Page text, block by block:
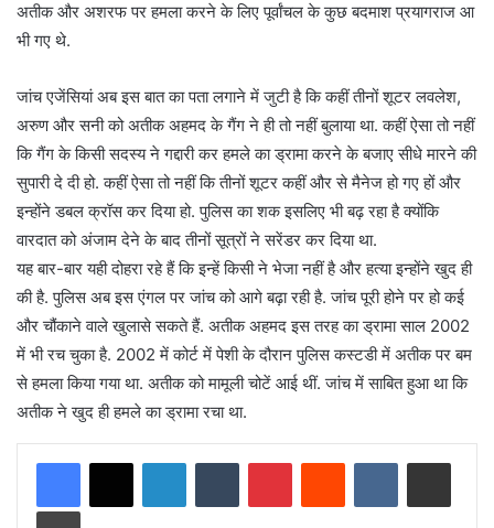
अतीक और अशरफ पर हमला करने के लिए पूर्वांचल के कुछ बदमाश प्रयागराज आ
भी गए थे.
जांच एजेंसियां अब इस बात का पता लगाने में जुटी है कि कहीं तीनों शूटर लवलेश,
अरुण और सनी को अतीक अहमद के गैंग ने ही तो नहीं बुलाया था. कहीं ऐसा तो नहीं
कि गैंग के किसी सदस्य ने गद्दारी कर हमले का ड्रामा करने के बजाए सीधे मारने की
सुपारी दे दी हो. कहीं ऐसा तो नहीं कि तीनों शूटर कहीं और से मैनेज हो गए हों और
इन्होंने डबल क्रॉस कर दिया हो. पुलिस का शक इसलिए भी बढ़ रहा है क्योंकि
वारदात को अंजाम देने के बाद तीनों सूत्रों ने सरेंडर कर दिया था.
यह बार-बार यही दोहरा रहे हैं कि इन्हें किसी ने भेजा नहीं है और हत्या इन्होंने खुद ही
की है. पुलिस अब इस एंगल पर जांच को आगे बढ़ा रही है. जांच पूरी होने पर हो कई
और चौंकाने वाले खुलासे सकते हैं. अतीक अहमद इस तरह का ड्रामा साल 2002
में भी रच चुका है. 2002 में कोर्ट में पेशी के दौरान पुलिस कस्टडी में अतीक पर बम
से हमला किया गया था. अतीक को मामूली चोटें आई थीं. जांच में साबित हुआ था कि
अतीक ने खुद ही हमले का ड्रामा रचा था.
LinkedInTumblr PinterestReddit VKontakteShare via Email
Print